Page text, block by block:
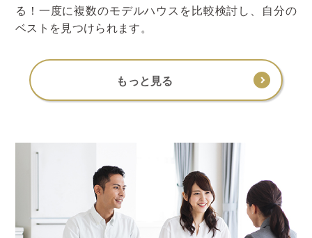
る！一度に複数のモデルハウスを比較検討し、自分の
ベストを見つけられます。
もっと見る